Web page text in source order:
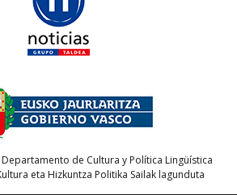
de Cultura y Política Lingüística
eta Hizkuntza Politika Sailak lagunduta